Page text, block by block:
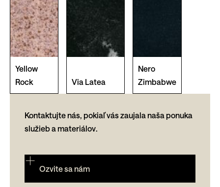
Yellow
Rock
Via Latea
Nero
Zimbabwe
Kontaktujte nás, pokiaľ vás zaujala naša ponuka
služieb a materiálov.
Ozvite sa nám